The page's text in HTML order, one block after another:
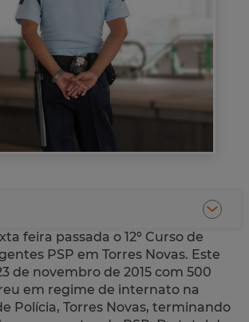
feira passada o 12º Curso de
PSP em Torres Novas. Este
de novembro de 2015 com 500
em regime de internato na
Polícia, Torres Novas, terminando